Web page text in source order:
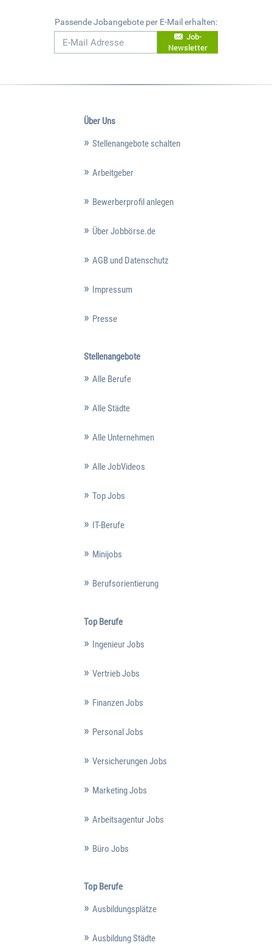
Passende Jobangebote per E-Mail erhalten:
Job-
Newsletter
Über Uns
Stellenangebote schalten
Arbeitgeber
Bewerberprofil anlegen
Über Jobbörse.de
AGB und Datenschutz
Impressum
Presse
Stellenangebote
Alle Berufe
Alle Städte
Alle Unternehmen
Alle JobVideos
Top Jobs
IT-Berufe
Minijobs
Berufsorientierung
Top Berufe
Ingenieur Jobs
Vertrieb Jobs
Finanzen Jobs
Personal Jobs
Versicherungen Jobs
Marketing Jobs
Arbeitsagentur Jobs
Büro Jobs
Top Berufe
Ausbildungsplätze
Ausbildung Städte